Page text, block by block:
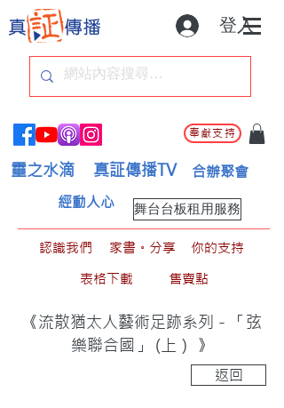
登入
奉獻支持
靈之水滴 真証傳播TV 合辦聚會
舞台台板租用服務
經動人心
認識我們 家書。分享
你的支持
表格下載
售賣點
《流散猶太人藝術足跡系列－「弦
樂聯合國」 (上） 》
返回